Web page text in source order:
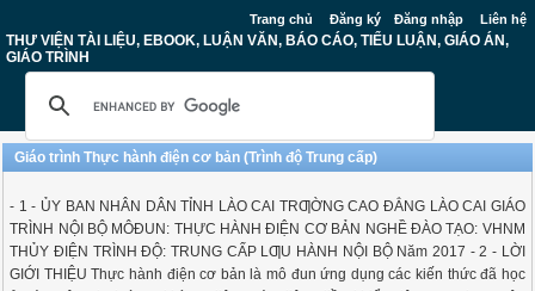
Trang chủ Đăng ký Đăng nhập Liên hệ
THƯ VIỆN TÀI LIỆU, EBOOK, LUẬN VĂN, BÁO CÁO, TIỂU LUẬN, GIÁO ÁN,
GIÁO TRÌNH
Giáo trình Thực hành điện cơ bản (Trình độ Trung cấp)
- 1 - ỦY BAN NHÂN DÂN TỈNH LÀO CAI TRƢỜNG CAO ĐẲNG LÀO CAI GIÁO
TRÌNH NỘI BỘ MÔĐUN: THỰC HÀNH ĐIỆN CƠ BẢN NGHỀ ĐÀO TẠO: VHNM
THỦY ĐIỆN TRÌNH ĐỘ: TRUNG CẤP LƢU HÀNH NỘI BỘ Năm 2017 - 2 - LỜI
GIỚI THIỆU Thực hành điện cơ bản là mô đun ứng dụng các kiến thức đã học